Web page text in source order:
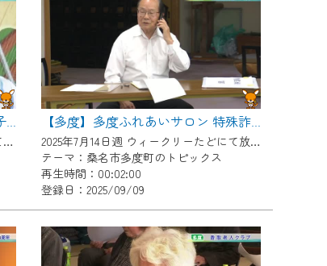
【多度】夏休みボランティア体験 子育てサークル体験
2025年7月28日週 ウィークリーたどにて放送
【多度】多度ふれあいサロン 特殊詐欺について学ぶ
2025年7月14日週 ウィークリーたどにて放送
テーマ：桑名市多度町のトピックス
再生時間：00:02:00
登録日：2025/09/09